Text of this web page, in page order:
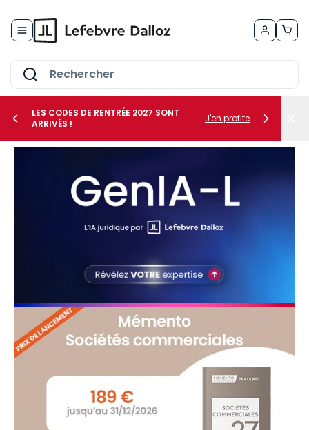
le sous-menu Vos besoins
LES CODES DE RENTRÉE 2027 SONT
ARRIVÉS !
J'en profite